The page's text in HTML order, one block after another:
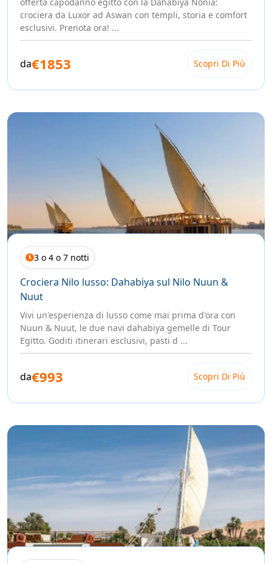
Ogni imbarcazione ha una sua anima e un suo carattere. Se
cerchi un'esperienza che unisce storia e lusso discreto, la
Crociera sul Nilo in Dahabeya Agatha Christie
dell'Egitto ci ambientò il suo celebre romanzo.
Per chi desidera invece un tocco regale e scenografico, la
Dahabeya Royal Cleopatraoffre cabine sontuose, un
notte che renderà ogni tramonto sul Nilo indimenticabile.
Per i viaggiatori che non scendono a compromessi con il
rappresenta l'eccellenza
assoluta: interni curati nei minimi dettagli, cucina gourmet
preparata con prodotti freschi ogni giorno, e un'atmosfera
che trasforma ogni ora a bordo in un momento speciale.
E per Festeggiare il Capodanno?
Immagina di salutare il nuovo anno navigando sul Nilo, con
il cielo stellato sopra di te e le luci dei templi che si riflettono
sull'acqua. Con il pacchetto
Dahabeya, puoi vivere la notte di San Silvestro in un modo
completamente unico, lontano dal caos delle grandi città e
immerso nella magia millenaria dell'Egitto.
Prenota la Tua Dahabeya Lusso
Scegliere una Dahabeya Lusso significa scegliere la
versione più autentica, raffinata e memorabile di una
crociera sul Nilo. Non è solo un viaggio — è un'esperienza
che cambia il modo in cui guardi l'Egitto, il Nilo e forse te
crociera da Luxor ad Aswan con templi, storia e comfort
esclusivi. Prenota ora! ...
da€1853 Scopri Di Più
3 o 4 o 7 notti
Crociera Nilo lusso: Dahabiya sul Nilo Nuun &
Nuut
Vivi un'esperienza di lusso come mai prima d'ora con
Nuun & Nuut, le due navi dahabiya gemelle di Tour
Egitto. Goditi itinerari esclusivi, pasti d ...
da€993 Scopri Di Più